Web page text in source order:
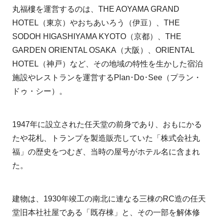
丸福樓を運営するのは、THE AOYAMA GRAND
HOTEL（東京）やおちあいろう（伊豆）、THE
SODOH HIGASHIYAMA KYOTO（京都）、THE
GARDEN ORIENTAL OSAKA（大阪）、ORIENTAL
HOTEL（神戸）など、その地域の特性を生かした宿泊
施設やレストランを運営するPlan･Do･See（プラン・
ドゥ・シー）。
1947年に設立された任天堂の前身であり、おもにかる
たや花札、トランプを製造販売していた「株式会社丸
福」の歴史をつむぎ、当時の屋号がホテル名に含まれ
た。
建物は、1930年竣工の南北に連なる三棟のRC造の任天
堂旧本社社屋である「既存棟」と、その一部を解体修